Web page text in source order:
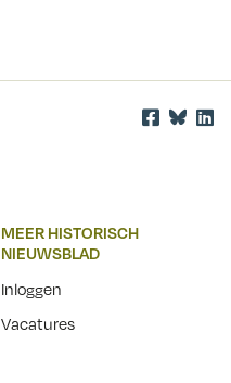
MEER HISTORISCH
NIEUWSBLAD
Inloggen
Vacatures